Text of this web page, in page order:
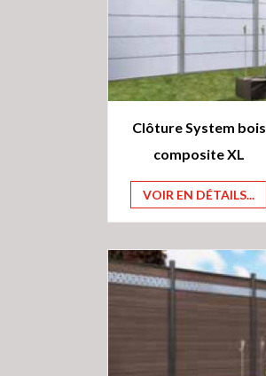
Clôture System bois
composite XL
VOIR EN DÉTAILS...